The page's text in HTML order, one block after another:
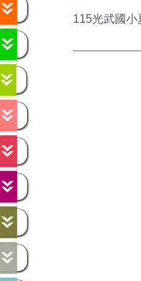
115光武國小